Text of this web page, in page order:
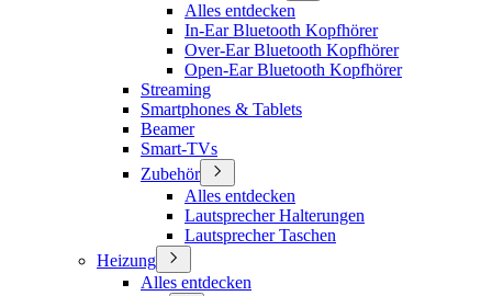
Alles entdecken
In-Ear Bluetooth Kopfhörer
Over-Ear Bluetooth Kopfhörer
Open-Ear Bluetooth Kopfhörer
Streaming
Smartphones & Tablets
Beamer
Smart-TVs
Zubehör
Alles entdecken
Lautsprecher Halterungen
Lautsprecher Taschen
Heizung
Alles entdecken